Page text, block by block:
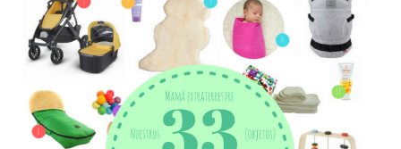
JUGAR
CREAR
Sobre mí